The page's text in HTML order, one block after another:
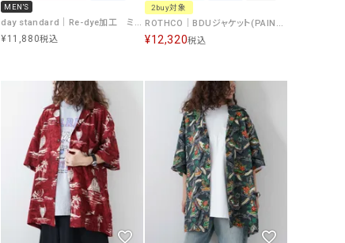
MEN'S
day standard｜Re-dye加工 ミリタリージャケット [[day-028]][D]
¥11,880税込
2buy対象
ROTHCO｜BDUジャケット(PAINT)) [[BDSH-PAINT]][D]
¥12,320税込